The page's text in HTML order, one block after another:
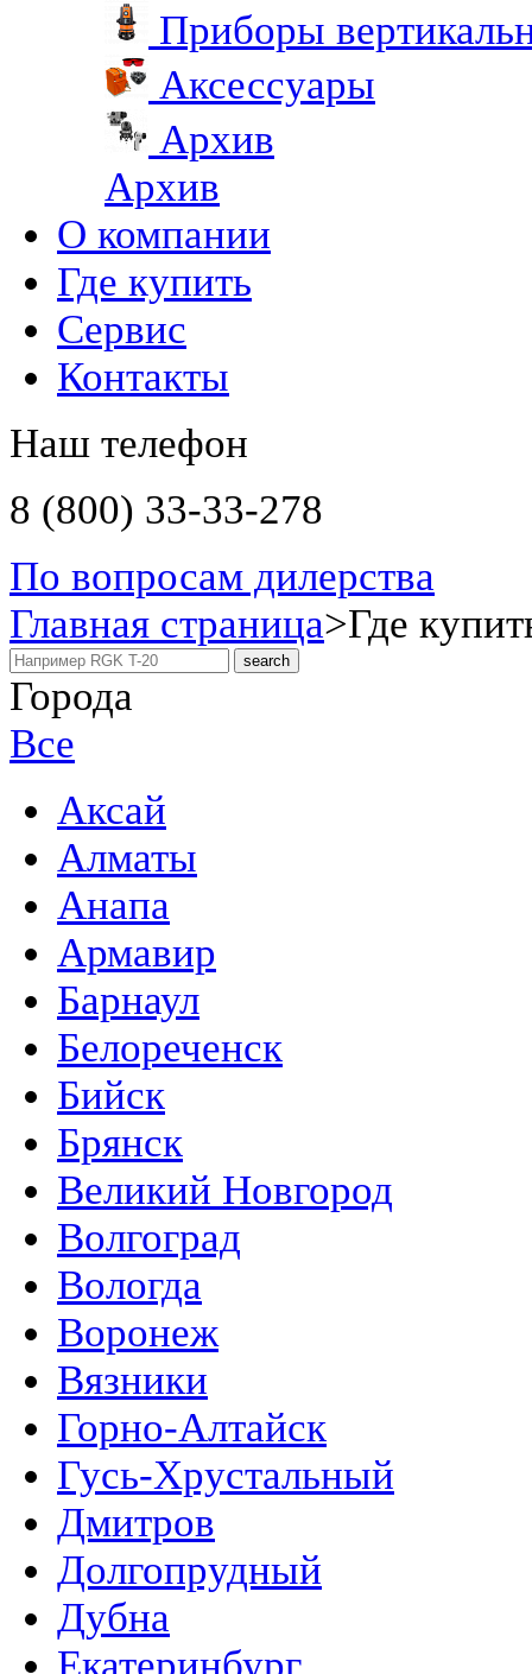
Приборы
Аксессуары
Архив
Архив
О компании
Где купить
Сервис
Контакты
Наш телефон
8 (800) 33-33-278
По вопросам дилерства
Главная страница>Где
Города
Все
Аксай
Алматы
Анапа
Армавир
Барнаул
Белореченск
Бийск
Брянск
Великий Новгород
Волгоград
Вологда
Воронеж
Вязники
Горно-Алтайск
Гусь-Хрустальный
Дмитров
Долгопрудный
Дубна